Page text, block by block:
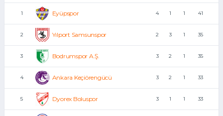
1 Eyüpspor 4 1 1 41
2 Yılport Samsunspor 2 3 1 35
3 Bodrumspor A.Ş. 3 2 1 35
4 Ankara Keçiörengücü 3 2 1 33
5 Dyorex Boluspor 3 1 1 33